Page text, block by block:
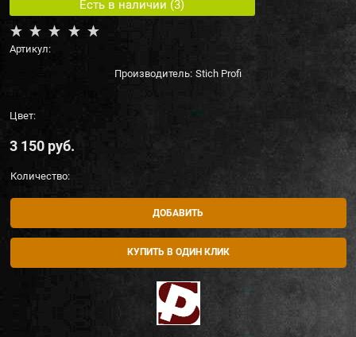
Есть в наличии (3)
Артикул:
Производитель: Stich Profi
Цвет:
3 150 руб.
Количество:
ДОБАВИТЬ
КУПИТЬ В ОДИН КЛИК